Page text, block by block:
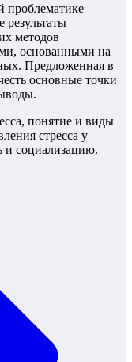
проблематике
результаты
методов
основанными на
Предложенная в
основные точки
понятие и виды
стресса у
и социализацию.